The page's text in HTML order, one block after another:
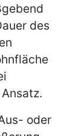
des
oder